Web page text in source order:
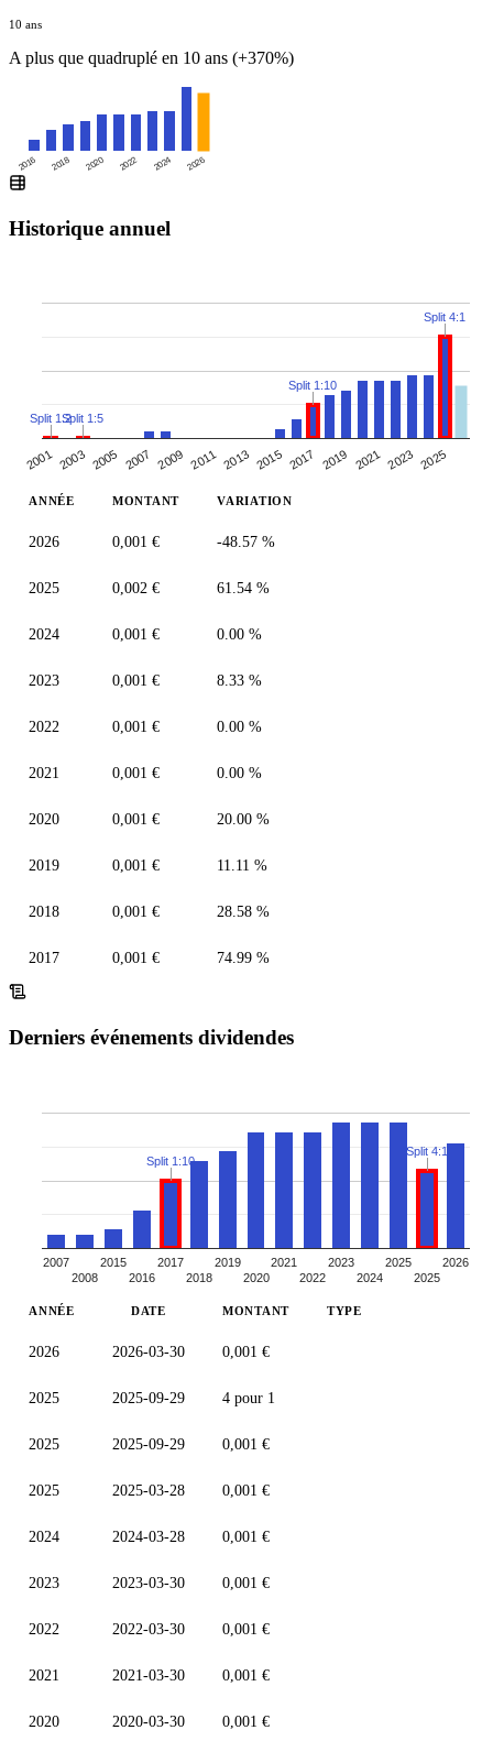
10 ans
A plus que quadruplé en 10 ans (+370%)
2016 2018 2020 2022 2024 2026
Historique annuel
2001 2003 2005 2007 2009 2011 2013 2015 2017 2019 2021 2023 2025
Split 1:2Split 1:5
Split 1:10
Split 4:1
ANNÉE MONTANT VARIATION
2026 0,001 € -48.57 %
2025 0,002 € 61.54 %
2024 0,001 € 0.00 %
2023 0,001 € 8.33 %
2022 0,001 € 0.00 %
2021 0,001 € 0.00 %
2020 0,001 € 20.00 %
2019 0,001 € 11.11 %
2018 0,001 € 28.58 %
2017 0,001 € 74.99 %
Derniers événements dividendes
2007
2008
2015
2016
2017
2018
2019
2020
2021
2022
2023
2024
2025
2025
2026
Split 1:10
Split 4:1
ANNÉE DATE MONTANT TYPE
2026 2026-03-30 0,001 €
2025 2025-09-29 4 pour 1
2025 2025-09-29 0,001 €
2025 2025-03-28 0,001 €
2024 2024-03-28 0,001 €
2023 2023-03-30 0,001 €
2022 2022-03-30 0,001 €
2021 2021-03-30 0,001 €
2020 2020-03-30 0,001 €